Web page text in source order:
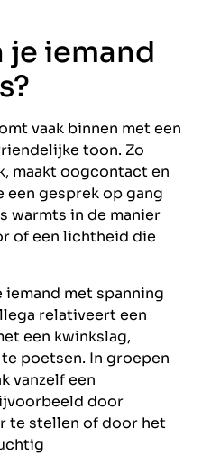
je iemand
vaak binnen met een
toon. Zo
maakt oogcontact en
een gesprek op gang
warmts in de manier
of een lichtheid die
iemand met spanning
relativeert een
een kwinkslag,
poetsen. In groepen
vanzelf een
door
te stellen of door het